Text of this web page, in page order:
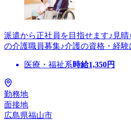
派遣から正社員を目指せます♪見
の介護職員募集♪介護の資格・経験
医療・福祉系時給1,350円
勤務地
面接地
広島県福山市